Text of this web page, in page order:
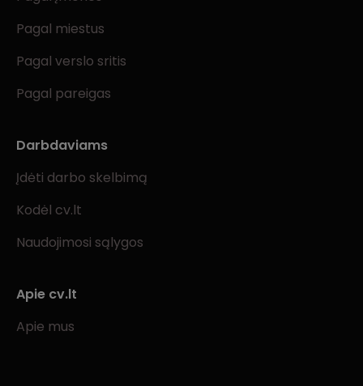
Pagal miestus
Pagal verslo sritis
Pagal pareigas
Darbdaviams
Įdėti darbo skelbimą
Kodėl cv.lt
Naudojimosi sąlygos
Apie cv.lt
Apie mus